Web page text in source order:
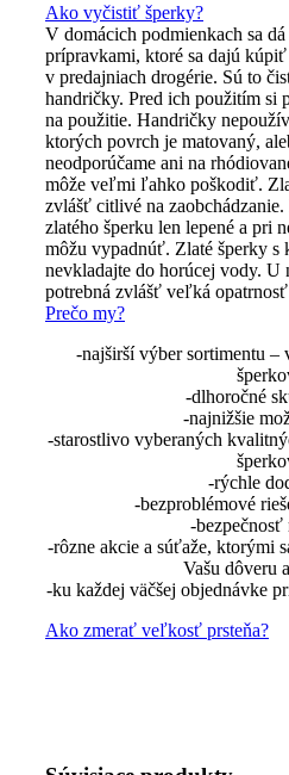
Ako vyčistiť šperky?
V domácich podmienkach sa
prípravkami, ktoré sa dajú
v predajniach drogérie. Sú to
handričky. Pred ich použitím si
na použitie. Handričky
ktorých povrch je matovaný,
neodporúčame ani na
môže veľmi ľahko poškodiť.
zvlášť citlivé na
zlatého šperku len lepené a pri
môžu vypadnúť. Zlaté šperky s
nevkladajte do horúcej vody. U
potrebná zvlášť veľká
Prečo my?
-najširší výber sortimentu –
-dlhoročné
-najnižšie
-starostlivo vyberaných
-rýchle
-bezproblémové
-bezpečnosť
-rôzne akcie a súťaže, ktorými
Vašu dôveru
-ku každej väčšej objednávke
Ako zmerať veľkosť prsteňa?